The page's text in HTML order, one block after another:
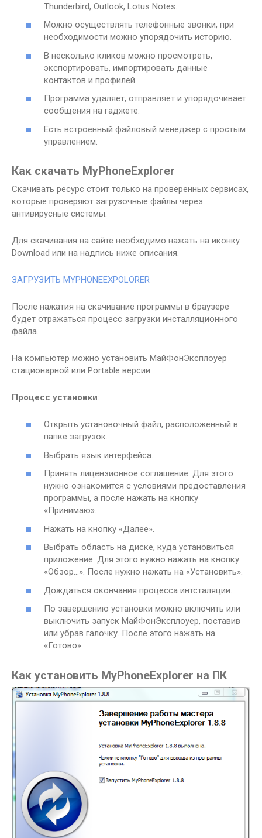
Thunderbird, Outlook, Lotus Notes.
Можно осуществлять телефонные звонки, при
необходимости можно упорядочить историю.
В несколько кликов можно просмотреть,
экспортировать, импортировать данные
контактов и профилей.
Программа удаляет, отправляет и упорядочивает
сообщения на гаджете.
Есть встроенный файловый менеджер с простым
управлением.
Как скачать MyPhoneExplorer
Скачивать ресурс стоит только на проверенных сервисах,
которые проверяют загрузочные файлы через
антивирусные системы.
Для скачивания на сайте необходимо нажать на иконку
Download или на надпись ниже описания.
ЗАГРУЗИТЬ MYPHONEEXPOLORER
После нажатия на скачивание программы в браузере
будет отражаться процесс загрузки инсталляционного
файла.
На компьютер можно установить МайФонЭксплоуер
стационарной или Portable версии
Процесс установки:
Открыть установочный файл, расположенный в
папке загрузок.
Выбрать язык интерфейса.
Принять лицензионное соглашение. Для этого
нужно ознакомится с условиями предоставления
программы, а после нажать на кнопку
«Принимаю».
Нажать на кнопку «Далее».
Выбрать область на диске, куда установиться
приложение. Для этого нужно нажать на кнопку
«Обзор…». После нужно нажать на «Установить».
Дождаться окончания процесса интсталяции.
По завершению установки можно включить или
выключить запуск МайФонЭксплоуер, поставив
или убрав галочку. После этого нажать на
«Готово».
Как установить MyPhoneExplorer на ПК